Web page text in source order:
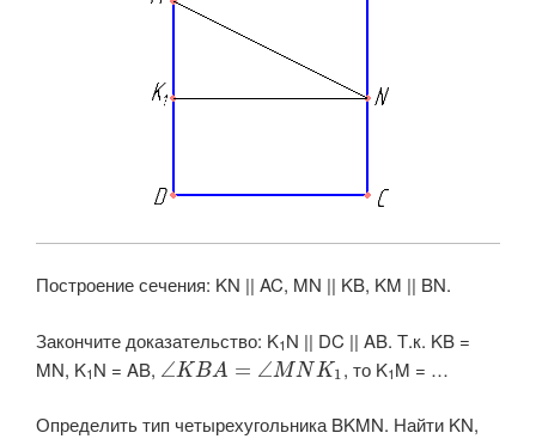
Построение сечения: KN || AC, MN || KB, KM || BN.
Закончите доказательство: K1N || DC || AB. Т.к. KB =
MN, K1N = AB, ​ ∠KBA = ∠MNK1 ​, то K1M = …
Определить тип четырехугольника BKMN. Найти KN,